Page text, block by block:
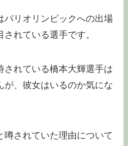
パリオリンピックへの出場
れている選手です。
されている橋本大輝選手は
が、彼女はいるのか気にな
噂されていた理由について